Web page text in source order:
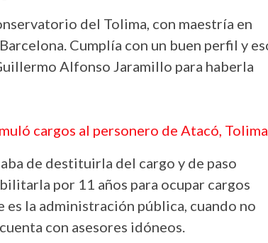
del Tolima, con maestría en
Cumplía con un buen perfil y
Alfonso Jaramillo para haberla
cargos al personero de Atacó, Tolima
de destituirla del cargo y de paso
por 11 años para ocupar cargos
la administración pública, cuando no
con asesores idóneos.